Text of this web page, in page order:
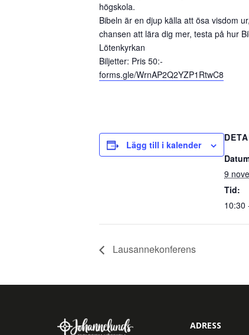
högskola.
Bibeln är en djup källa att ösa visdom
chansen att lära dig mer, testa på hur
Lötenkyrkan
Biljetter: Pris 50:-
forms.gle/WrnAP2Q2YZP1RtwC8
Lägg till i kalender
9
Tid:
10:30
Lausannekonferens
ADRESS